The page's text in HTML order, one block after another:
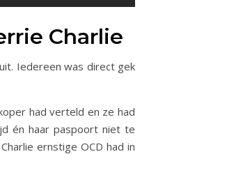
Charlie
Iedereen was direct gek
had verteld en ze had
én haar paspoort niet te
ernstige OCD had in